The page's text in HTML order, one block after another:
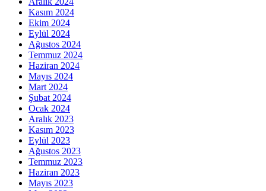
Kasım 2024
Ekim 2024
Eylül 2024
Ağustos 2024
Temmuz 2024
Haziran 2024
Mayıs 2024
Mart 2024
Şubat 2024
Ocak 2024
Aralık 2023
Kasım 2023
Eylül 2023
Ağustos 2023
Temmuz 2023
Haziran 2023
Mayıs 2023